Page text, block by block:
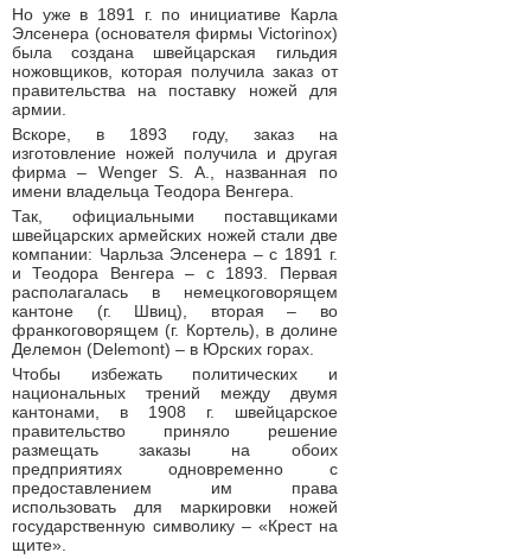
Но уже в 1891 г. по инициативе Карла
Элсенера (основателя фирмы Victorinox)
была создана швейцарская гильдия
ножовщиков, которая получила заказ от
правительства на поставку ножей для
армии.
Вскоре, в 1893 году, заказ на
изготовление ножей получила и другая
фирма – Wenger S. A., названная по
имени владельца Теодора Венгера.
Так, официальными поставщиками
швейцарских армейских ножей стали две
компании: Чарльза Элсенера – с 1891 г.
и Теодора Венгера – с 1893. Первая
располагалась в немецкоговорящем
кантоне (г. Швиц), вторая – во
франкоговорящем (г. Кортель), в долине
Делемон (Delemont) – в Юрских горах.
Чтобы избежать политических и
национальных трений между двумя
кантонами, в 1908 г. швейцарское
правительство приняло решение
размещать заказы на обоих
предприятиях одновременно с
предоставлением им права
использовать для маркировки ножей
государственную символику – «Крест на
щите».